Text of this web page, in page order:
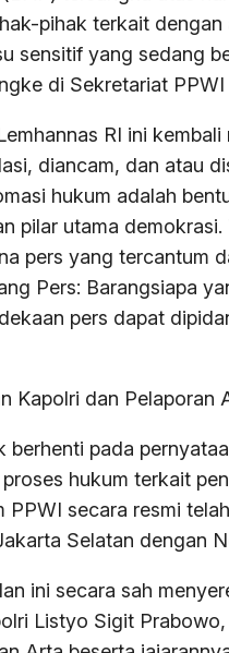
pihak terkait
sensitif yang sedang
di Sekretariat
RI ini
diancam, dan atau
hukum adalah
pilar utama
pers yang tercantum
Pers: Barangsiapa
pers dapat
Kapolri dan Pelaporan
berhenti pada
hukum terkait
PPWI secara resmi
Selatan dengan
ini secara sah
Listyo Sigit